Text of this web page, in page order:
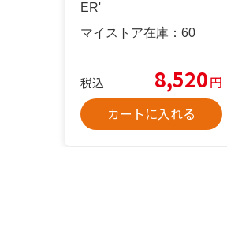
ER'
マイストア在庫： 60
税込 8,520円
カートに入れる